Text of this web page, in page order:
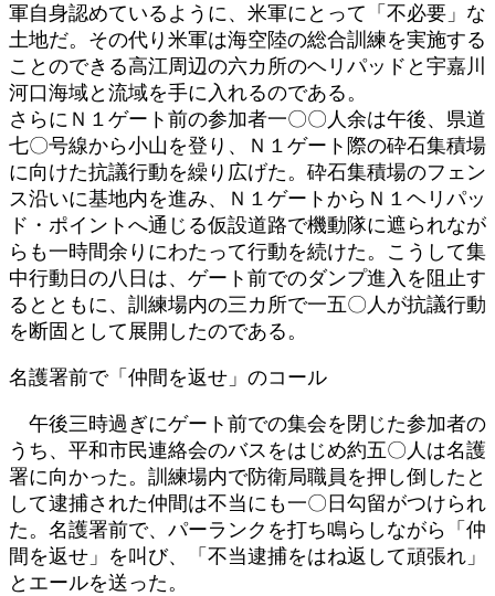
軍自身認めているように、米軍にとって「不必要」な
土地だ。その代り米軍は海空陸の総合訓練を実施する
ことのできる高江周辺の六カ所のヘリパッドと宇嘉川
河口海域と流域を手に入れるのである。
さらにＮ１ゲート前の参加者一〇〇人余は午後、県道
七〇号線から小山を登り、Ｎ１ゲート際の砕石集積場
に向けた抗議行動を繰り広げた。砕石集積場のフェン
ス沿いに基地内を進み、Ｎ１ゲートからＮ１ヘリパッ
ド・ポイントへ通じる仮設道路で機動隊に遮られなが
らも一時間余りにわたって行動を続けた。こうして集
中行動日の八日は、ゲート前でのダンプ進入を阻止す
るとともに、訓練場内の三カ所で一五〇人が抗議行動
を断固として展開したのである。
名護署前で「仲間を返せ」のコール
午後三時過ぎにゲート前での集会を閉じた参加者の
うち、平和市民連絡会のバスをはじめ約五〇人は名護
署に向かった。訓練場内で防衛局職員を押し倒したと
して逮捕された仲間は不当にも一〇日勾留がつけられ
た。名護署前で、パーランクを打ち鳴らしながら「仲
間を返せ」を叫び、「不当逮捕をはね返して頑張れ」
とエールを送った。